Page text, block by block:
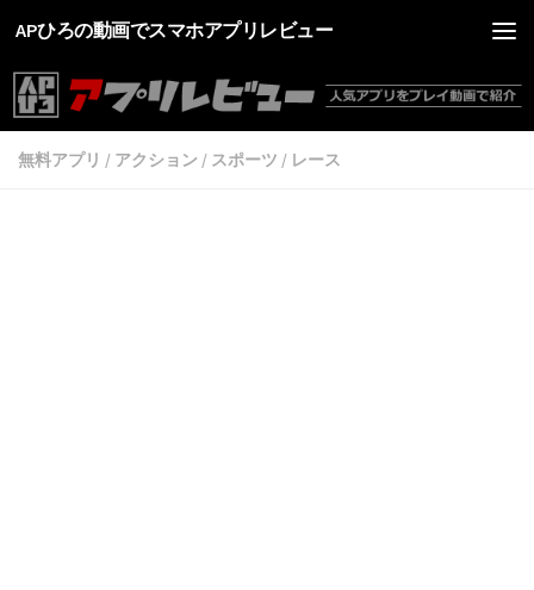
APひろの動画でスマホアプリレビュー
無料アプリ / アクション / スポーツ / レース